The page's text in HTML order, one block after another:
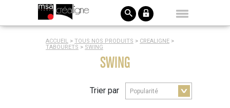
ACCUEIL > TOUS NOS PRODUITS > CREALIGNE >
TABOURETS > SWING
SWING
Trier par